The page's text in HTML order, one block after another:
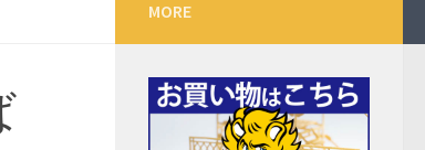
MORE